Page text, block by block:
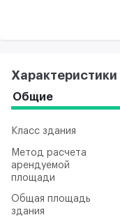
Характеристики
Общие
Класс здания
Метод расчета
арендуемой
площади
Общая площадь
здания